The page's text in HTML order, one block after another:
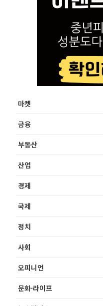
마켓
금융
부동산
산업
경제
국제
정치
사회
오피니언
문화·라이프